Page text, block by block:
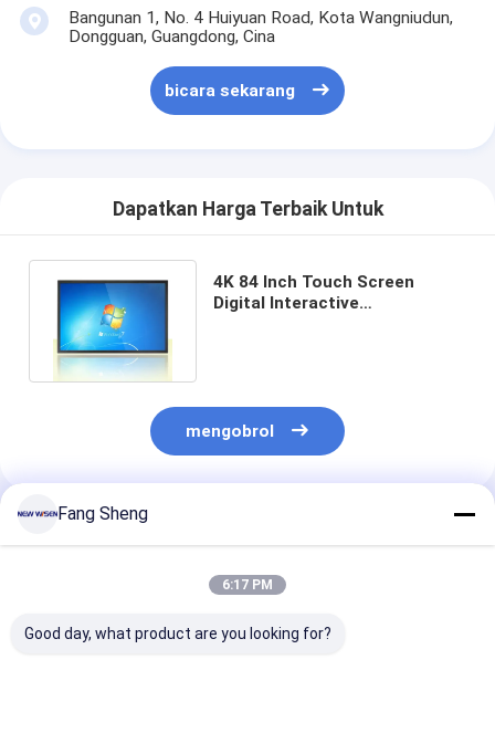
Bangunan 1, No. 4 Huiyuan Road, Kota Wangniudun,
Dongguan, Guangdong, Cina
bicara sekarang
Dapatkan Harga Terbaik Untuk
4K 84 Inch Touch Screen
Digital Interactive
mengobrol
Rekomendasi Produk
Fang Sheng
6:17 PM
Good day, what product are you looking for?